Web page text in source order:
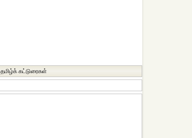
தமிழ்க் கட்டுரைகள்